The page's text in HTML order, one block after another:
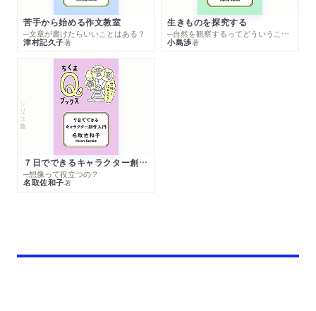
苦手から始める作文教室
─文章が書けたらいいことはある？
津村記久子著
生きものを探究する
─自然を観察するってどういうこと？
小島渉著
シリーズ・全集
７日でできるキャラクター創作入門
─想像って役立つの？
名取佐和子著